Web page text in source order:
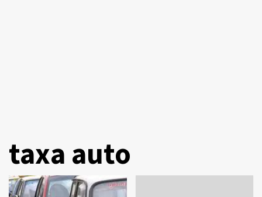
taxa auto